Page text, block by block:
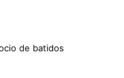
de batidos